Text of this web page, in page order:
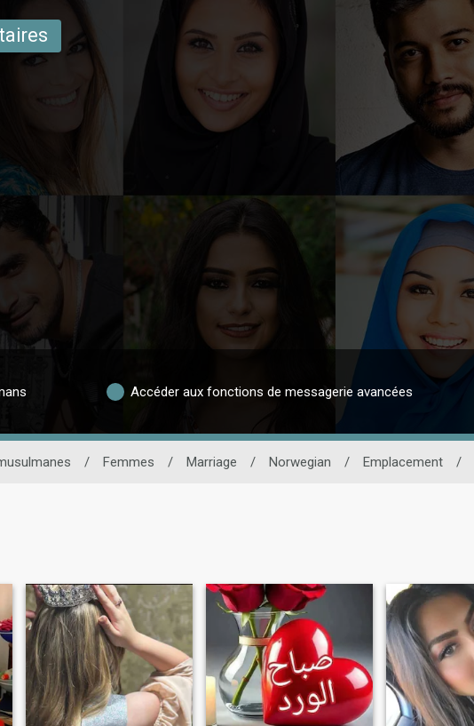
Accéder aux fonctions de messagerie avancées
/ Femmes / Marriage / Norwegian / Emplacement /